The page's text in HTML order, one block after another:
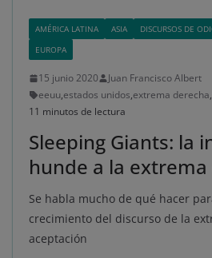
AMÉRICA LATINA ASIA DISCURSOS DE
EUROPA
15 junio 2020
Juan Francisco Albert
eeuu,estados unidos,extrema derecha,
11 minutos de lectura
Sleeping Giants: la
hunde a la
Se habla mucho de qué hacer
crecimiento del discurso de la
aceptación